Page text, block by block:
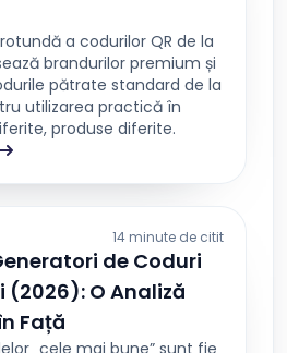
a codurilor QR de la
brandurilor premium și
pătrate standard de la
utilizarea practică în
produse diferite.
14 minute de citit
de Coduri
(2026): O Analiză
Față